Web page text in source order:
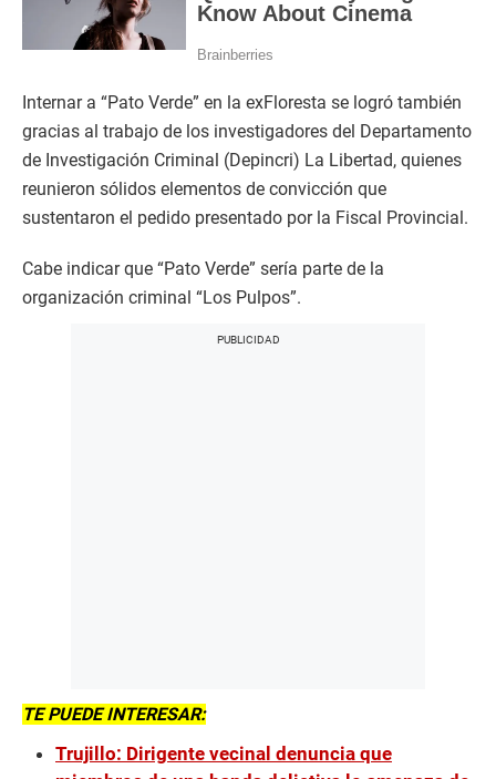
Internar a “Pato Verde” en la exFloresta se logró también
gracias al trabajo de los investigadores del Departamento
de Investigación Criminal (Depincri) La Libertad, quienes
reunieron sólidos elementos de convicción que
sustentaron el pedido presentado por la Fiscal Provincial.
Cabe indicar que “Pato Verde” sería parte de la
organización criminal “Los Pulpos”.
TE PUEDE INTERESAR:
Trujillo: Dirigente vecinal denuncia que